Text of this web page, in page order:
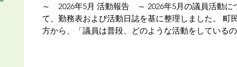
して働ける環境を整えることは、安定した 町民
ビスの維持にもつながります。 1 質問の趣旨 町
皆さまから寄せられるご意見やご要望は、町政をよ
～ 2026年5月 活動報告 ～ 2026年5月の議員活動につい
て、勤務表および活動日誌を基に整理しました。 町
方から、「議員は普段、どのような活動をしている